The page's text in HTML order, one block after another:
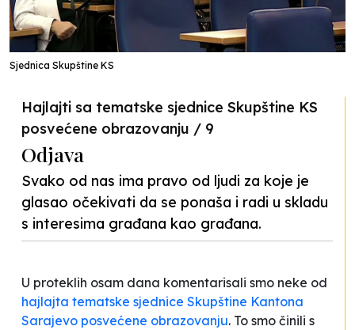
Sjednica Skupštine KS
Hajlajti sa tematske sjednice Skupštine KS
posvećene obrazovanju / 9
Odjava
Svako od nas ima pravo od ljudi za koje je
glasao očekivati da se ponaša i radi u skladu
s interesima građana kao građana.
U proteklih osam dana komentarisali smo neke od
hajlajta tematske sjednice Skupštine Kantona
Sarajevo posvećene obrazovanju. To smo činili s